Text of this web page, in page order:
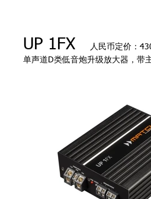
UP 1FX 人民币定价：
单声道D类低音炮升级放大器，带